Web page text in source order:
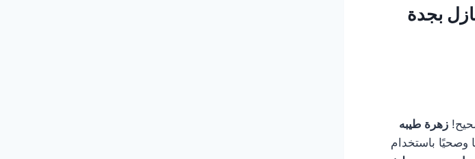
زهرة طيبه
باستخدام